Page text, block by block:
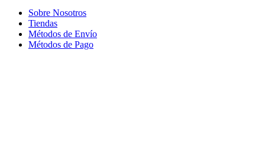
Sobre Nosotros
Tiendas
Métodos de Envío
Métodos de Pago